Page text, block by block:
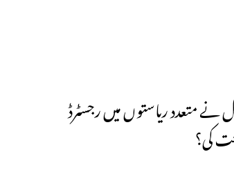
نے متعدد ریاستوں میں رجسٹرڈ
کی؟